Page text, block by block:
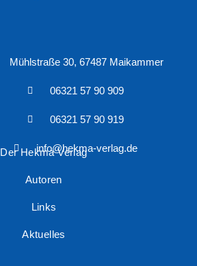
Mühlstraße 30, 67487 Maikammer
06321 57 90 909
06321 57 90 919
info@hekma-verlag.de
Der Hekma Verlag
Autoren
Links
Aktuelles